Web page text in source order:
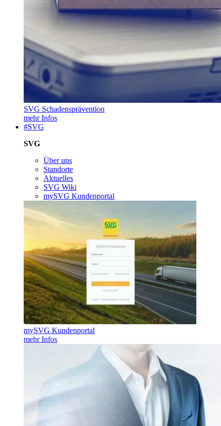
SVG Schadensprävention
mehr Infos
#SVG
SVG
Über uns
Standorte
Aktuelles
SVG Wiki
mySVG Kundenportal
mySVG Kundenportal
mehr Infos